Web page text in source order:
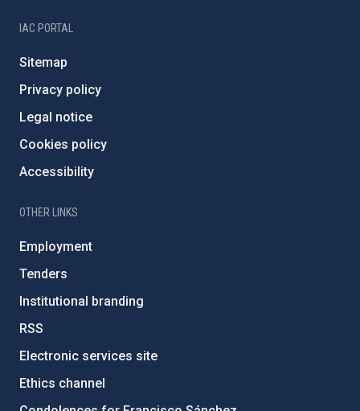
IAC PORTAL
Sitemap
Privacy policy
Legal notice
Cookies policy
Accessibility
OTHER LINKS
Employment
Tenders
Institutional branding
RSS
Electronic services site
Ethics channel